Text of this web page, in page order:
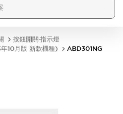
按鈕開關·指示燈
10月版 新款機種)
ABD301NG